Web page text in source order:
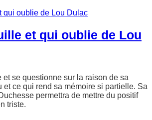
et qui oublie de Lou
et se questionne sur la raison de sa
et ce qui rend sa mémoire si partielle. Sa
permettra de mettre du positif
triste.